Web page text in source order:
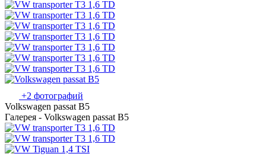
+2 фотографий
Volkswagen passat B5
Галерея - Volkswagen passat B5